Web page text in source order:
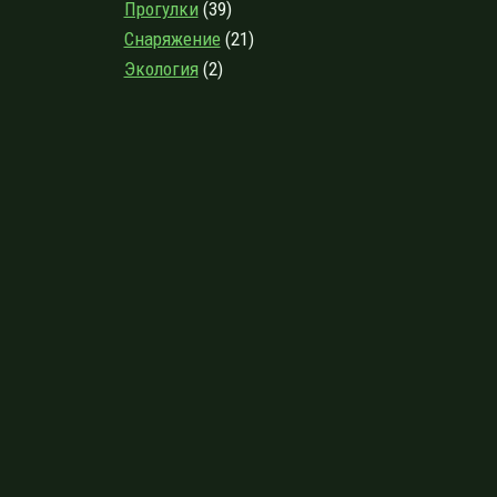
Прогулки(39)
Снаряжение(21)
Экология(2)